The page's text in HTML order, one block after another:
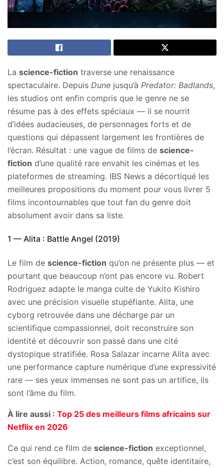
La science-fiction traverse une renaissance
spectaculaire. Depuis Dune jusqu’à Predator: Badlands,
les studios ont enfin compris que le genre ne se
résume pas à des effets spéciaux — il se nourrit
d’idées audacieuses, de personnages forts et de
questions qui dépassent largement les frontières de
l’écran. Résultat : une vague de films de science-
fiction d’une qualité rare envahit les cinémas et les
plateformes de streaming. IBS News a décortiqué les
meilleures propositions du moment pour vous livrer 5
films incontournables que tout fan du genre doit
absolument avoir dans sa liste.
1 — Alita : Battle Angel (2019)
Le film de science-fiction qu’on ne présente plus — et
pourtant que beaucoup n’ont pas encore vu. Robert
Rodriguez adapte le manga culte de Yukito Kishiro
avec une précision visuelle stupéfiante. Alita, une
cyborg retrouvée dans une décharge par un
scientifique compassionnel, doit reconstruire son
identité et découvrir son passé dans une cité
dystopique stratifiée. Rosa Salazar incarne Alita avec
une performance capture numérique d’une expressivité
rare — ses yeux immenses ne sont pas un artifice, ils
sont l’âme du film.
À lire aussi : Top 25 des meilleurs films africains sur
Netflix en 2026
Ce qui rend ce film de science-fiction exceptionnel,
c’est son équilibre. Action, romance, quête identitaire,